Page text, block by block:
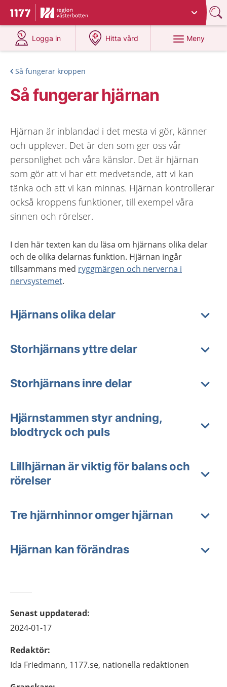
Till startsidan för 1177
Du har valt region
Logga in
på 1177.se
Hitta vård
på 1177.se
Meny
Så fungerar kroppen
Så fungerar hjärnan
Hjärnan är inblandad i det mesta vi gör, känner
och upplever. Det är den som ger oss vår
personlighet och våra känslor. Det är hjärnan
som gör att vi har ett medvetande, att vi kan
tänka och att vi kan minnas. Hjärnan kontrollerar
också kroppens funktioner, till exempel våra
sinnen och rörelser.
I den här texten kan du läsa om hjärnans olika delar
och de olika delarnas funktion. Hjärnan ingår
tillsammans med ryggmärgen och nerverna i
nervsystemet.
Hjärnans olika delar
Storhjärnans yttre delar
Storhjärnans inre delar
Hjärnstammen styr andning,
blodtryck och puls
Lillhjärnan är viktig för balans och
rörelser
Tre hjärnhinnor omger hjärnan
Hjärnan kan förändras
Senast uppdaterad:
2024-01-17
Redaktör:
Ida Friedmann, 1177.se, nationella redaktionen